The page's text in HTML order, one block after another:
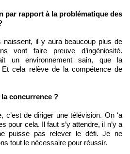
par rapport à la problématique des
naissent, il y aura beaucoup plus de
vont faire preuve d’ingéniosité.
un environnement sain, que la
cela relève de la compétence de
concurrence ?
c’est de diriger une télévision. On ‘a
pour cela. Il faut s’y attendre, il n’y a
puisse pas relever le défi. Je ne
tout le nécessaire pour réussir.